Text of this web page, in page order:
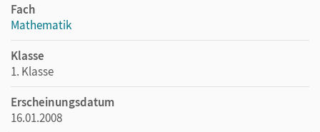
Fach
Mathematik
Klasse
1. Klasse
Erscheinungsdatum
16.01.2008